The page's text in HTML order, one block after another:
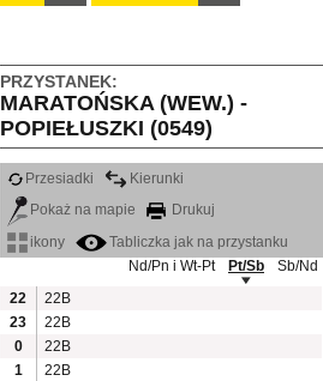
PRZYSTANEK:
MARATOŃSKA (WEW.) -
POPIEŁUSZKI (0549)
Przesiadki
Kierunki
Pokaż na mapie
Drukuj
ikony
Tabliczka jak na przystanku
Nd/Pn i Wt-Pt
Pt/Sb
Sb/Nd
22
22B
23
22B
0
22B
1
22B